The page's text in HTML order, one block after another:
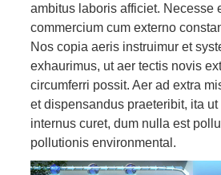
ambitus laboris afficiet. Necesse
commercium cum externo
Nos copia aeris instruimur et
exhaurimus, ut aer tectis novis
circumferri possit. Aer ad extra
et dispensandus praeteribit, ita
internus curet, dum nulla est
pollutionis environmental.